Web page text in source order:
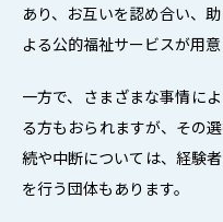
あり、お互いを認め合い、
よる公的福祉サービスが用意
一方で、さまざまな事情に
る方もおられますが、その
続や中断については、経験
を行う団体もあります。